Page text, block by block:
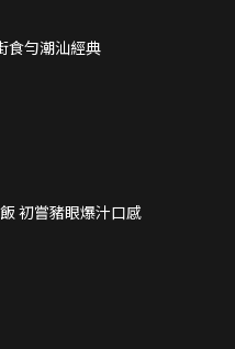
食勻潮汕經典
初嘗豬眼爆汁口感